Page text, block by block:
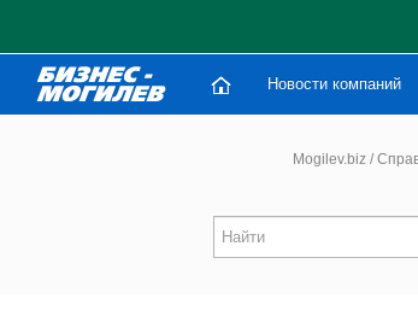
Новости компаний
Mogilev.biz /